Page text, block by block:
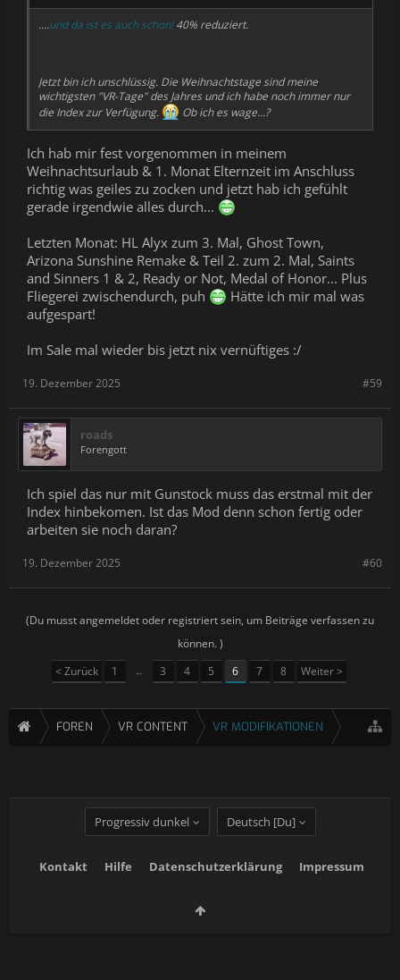
....und da ist es auch schon!40% reduziert.
Jetzt bin ich unschlüssig. Die Weihnachtstage sind meine
wichtigsten "VR-Tage" des Jahres und ich habe noch immer nur
die Index zur Verfügung.
Ob ich es wage...?
Ich hab mir fest vorgenommen in meinem
Weihnachtsurlaub & 1. Monat Elternzeit im Anschluss
richtig was geiles zu zocken und jetzt hab ich gefühlt
gerade irgendwie alles durch...
Letzten Monat: HL Alyx zum 3. Mal, Ghost Town,
Arizona Sunshine Remake & Teil 2. zum 2. Mal, Saints
and Sinners 1 & 2, Ready or Not, Medal of Honor... Plus
Fliegerei zwischendurch, puh
Hätte ich mir mal was
aufgespart!
Im Sale mal wieder bis jetzt nix vernüftiges :/
#59
19. Dezember 2025
roads
Forengott
Ich spiel das nur mit Gunstock muss das erstmal mit der
Index hinbekomen. Ist das Mod denn schon fertig oder
arbeiten sie noch daran?
#60
19. Dezember 2025
(Du musst angemeldet oder registriert sein, um Beiträge verfassen zu
können. )
< Zurück
1 ← 3 4 5 6 7 8 Weiter >
FOREN VR CONTENT VR MODIFIKATIONEN
Progressiv dunkel Deutsch [Du]
Kontakt Hilfe Datenschutzerklärung Impressum